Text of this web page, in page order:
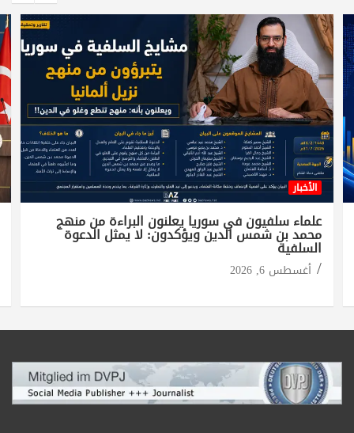
الأخبار
علماء سلفيون في سوريا يعلنون البراءة من منهج
محمد بن شمس الدين ويؤكدون: لا يمثل الدعوة
السلفية
أغسطس 6, 2026